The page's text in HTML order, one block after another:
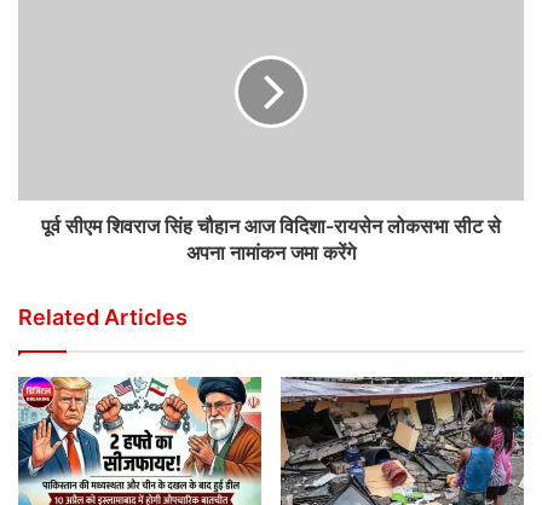
पूर्व सीएम शिवराज सिंह चौहान आज विदिशा-रायसेन लोकसभा सीट से
अपना नामांकन जमा करेंगे
Related Articles